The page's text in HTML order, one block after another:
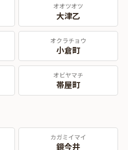
オオツオツ
大津乙
オクラチョウ
小倉町
オビヤマチ
帯屋町
カガミイマイ
鏡今井